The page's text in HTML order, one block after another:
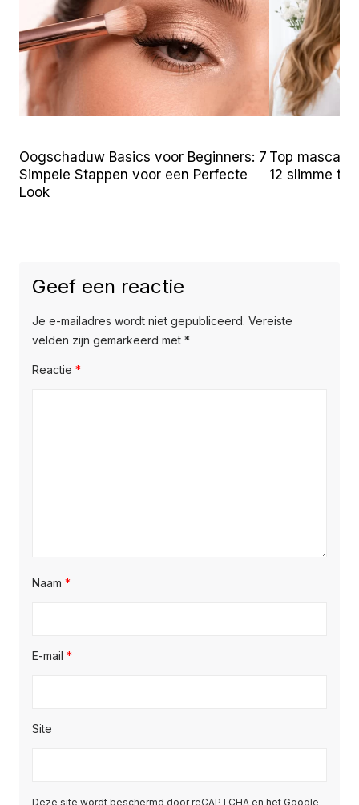
Oogschaduw Basics voor Beginners: 7
Simpele Stappen voor een Perfecte
Look
Top
12 slimme
Geef een reactie
Je e-mailadres wordt niet gepubliceerd. Vereiste
velden zijn gemarkeerd met *
Reactie *
Naam *
E-mail *
Site
Deze site wordt beschermd door reCAPTCHA en het Google